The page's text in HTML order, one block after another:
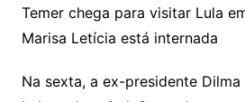
Temer chega para visitar Lula
Marisa Letícia está internada
Na sexta, a ex-presidente